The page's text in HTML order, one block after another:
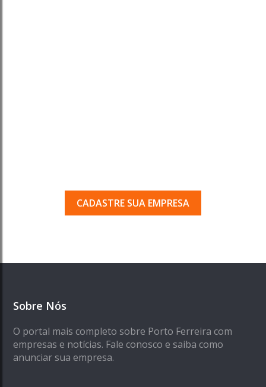
CADASTRE SUA EMPRESA
Sobre Nós
O portal mais completo sobre Porto Ferreira com
empresas e notícias. Fale conosco e saiba como
anunciar sua empresa.